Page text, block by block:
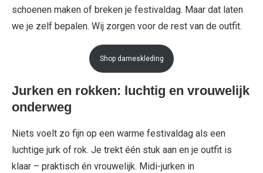
schoenen maken of breken je festivaldag. Maar dat laten
we je zelf bepalen. Wij zorgen voor de rest van de outfit.
Shop dameskleding
Jurken en rokken: luchtig en vrouwelijk
onderweg
Niets voelt zo fijn op een warme festivaldag als een
luchtige jurk of rok. Je trekt één stuk aan en je outfit is
klaar – praktisch én vrouwelijk. Midi-jurken in